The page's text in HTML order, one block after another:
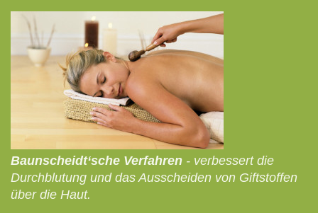
Baunscheidt‘sche Verfahren - verbessert die
Durchblutung und das Ausscheiden von Giftstoffen
über die Haut.